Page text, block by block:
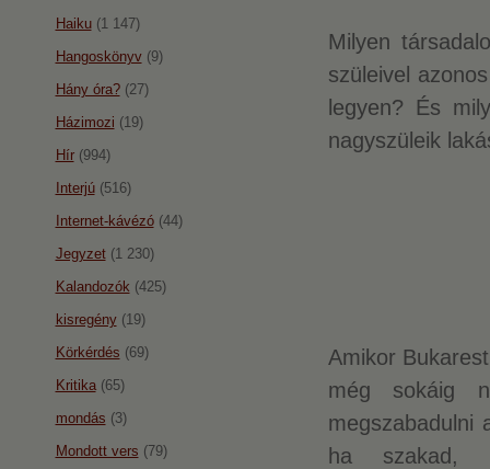
Milyen
szüleivel
legyen? És
nagyszüleik
Amikor
még sokáig
megszabadulni
ha szakad,
Haiku(1 147)
Hangoskönyv(9)
Hány óra?(27)
Házimozi (19)
Hír(994)
Interjú(516)
Internet-kávézó(44)
Jegyzet(1 230)
Kalandozók (425)
kisregény(19)
Körkérdés (69)
Kritika(65)
mondás (3)
Mondott vers (79)